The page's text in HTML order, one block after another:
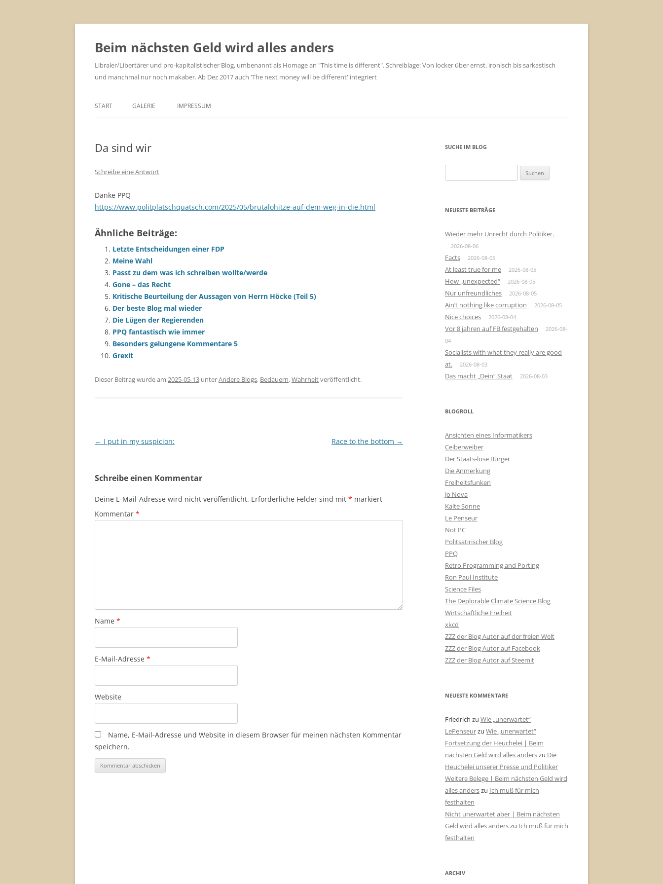
Zum
springen
Beim nächsten Geld wird alles anders
Libraler/Libertärer und pro-kapitalistischer Blog, umbenannt als Homage an "This time is different". Schreiblage: Von locker über ernst, ironisch bis sarkastisch
und manchmal nur noch makaber. Ab Dez 2017 auch 'The next money will be different' integriert
START GALERIE IMPRESSUM
Da sind wir
Schreibe eine Antwort
Danke PPQ
https://www.politplatschquatsch.com/2025/05/brutalohitze-auf-dem-weg-in-die.html
Ähnliche Beiträge:
Letzte Entscheidungen einer FDP
Meine Wahl
Passt zu dem was ich schreiben wollte/werde
Gone – das Recht
Kritische Beurteilung der Aussagen von Herrn Höcke (Teil 5)
Der beste Blog mal wieder
Die Lügen der Regierenden
PPQ fantastisch wie immer
Besonders gelungene Kommentare 5
Grexit
Dieser Beitrag wurde am 2025-05-13 unterAndere Blogs, Bedauern,Wahrheitveröffentlicht.
Beitragsnavigation
← I put in my suspicion: Race to the bottom →
Schreibe einen Kommentar
Deine E-Mail-Adresse wird nicht veröffentlicht. Erforderliche Felder sind mit * markiert
Kommentar *
Name *
E-Mail-Adresse *
Website
Name, E-Mail-Adresse und Website in diesem Browser für meinen nächsten Kommentar
speichern.
SUCHE IM BLOG
nach:
NEUESTE BEITRÄGE
Wieder mehr Unrecht durch Politiker.
2026-08-06
Facts 2026-08-05
At least true for me 2026-08-05
How „unexpected“ 2026-08-05
Nur unfreundliches 2026-08-05
Ain’t nothing like corruption 2026-08-05
Nice choices 2026-08-04
Vor 8 jahren auf FB festgehalten
2026-08-
04
Socialists with what they really are good
at.
2026-08-03
Das macht „Dein“ Staat 2026-08-03
BLOGROLL
Ansichten eines Informatikers
Ceiberweiber
Der Staats-lose Bürger
Die Anmerkung
Freiheitsfunken
Jo Nova
Kalte Sonne
Le Penseur
Not PC
Politsatirischer Blog
PPQ
Retro Programming and Porting
Ron Paul Institute
Science Files
The Deplorable Climate Science Blog
Wirtschaftliche Freiheit
xkcd
ZZZ der Blog Autor auf der freien Welt
ZZZ der Blog Autor auf Facebook
ZZZ der Blog Autor auf Steemit
NEUESTE KOMMENTARE
Friedrich zu Wie „unerwartet“
LePenseurzu Wie „unerwartet“
Fortsetzung der Heuchelei | Beim
nächsten Geld wird alles anderszu Die
Heuchelei unserer Presse und Politiker
Weitere Belege | Beim nächsten Geld wird
alles anderszu Ich muß für mich
festhalten
Nicht unerwartet aber | Beim nächsten
Geld wird alles anderszu Ich muß für mich
festhalten
ARCHIV